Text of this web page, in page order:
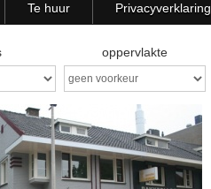
Te huur Privacyverklaring
oppervlakte